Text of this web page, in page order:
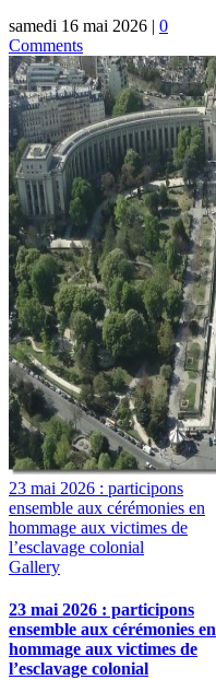
samedi 16 mai 2026 | 0
Comments
23 mai 2026 : participons
ensemble aux cérémonies en
hommage aux victimes de
l’esclavage colonial
Gallery
23 mai 2026 : participons
ensemble aux cérémonies en
hommage aux victimes de
l’esclavage colonial